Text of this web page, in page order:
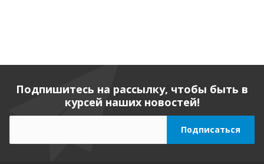
Подпишитесь на рассылку, чтобы быть в
курсей наших новостей!